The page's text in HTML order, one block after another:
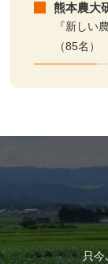
熊本農大
『新しい
（85名
只今